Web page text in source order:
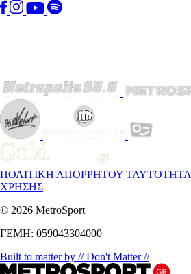
ΠΟΛΙΤΙΚΗ ΑΠΟΡΡΗΤΟΥ ΤΑΥΤΟΤΗΤΑ
ΧΡΗΣΗΣ
© 2026 MetroSport
ΓΕΜΗ: 059043304000
Built to matter by // Don't Matter //